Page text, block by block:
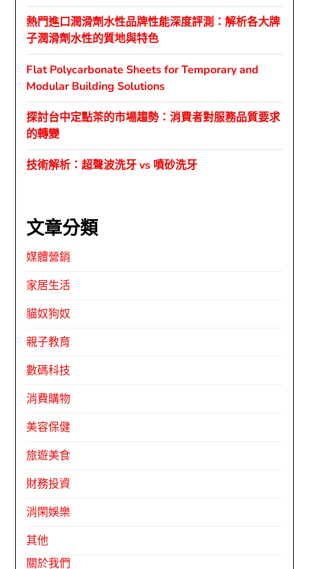
熱門進口潤滑劑水性品牌性能深度評測：解析各大牌
子潤滑劑水性的質地與特色
Flat Polycarbonate Sheets for Temporary and
Modular Building Solutions
探討台中定點茶的市場趨勢：消費者對服務品質要求
的轉變
技術解析：超聲波洗牙 vs 噴砂洗牙
文章分類
媒體營銷
家居生活
貓奴狗奴
親子教育
數碼科技
消費購物
美容保健
旅遊美食
財務投資
消閑娛樂
其他
關於我們